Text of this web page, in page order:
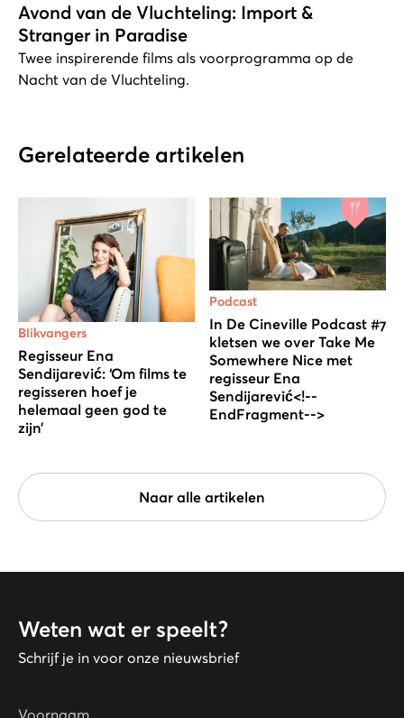
Avond van de Vluchteling: Import &
Stranger in Paradise
Twee inspirerende films als voorprogramma op de
Nacht van de Vluchteling.
Gerelateerde artikelen
Blikvangers
Regisseur Ena
Sendijarević: ‘Om films te
regisseren hoef je
helemaal geen god te
zijn’
Podcast
In De Cineville Podcast #7
kletsen we over Take Me
Somewhere Nice met
regisseur Ena
Sendijarević<!--
EndFragment-->
Naar alle artikelen
Weten wat er speelt?
Schrijf je in voor onze nieuwsbrief
Voornaam